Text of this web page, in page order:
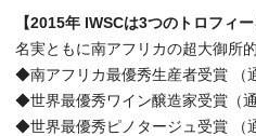
【2015年 IWSCは3つのトロフィー
名実ともに南アフリカの超大御所
◆南アフリカ最優秀生産者受賞 （
◆世界最優秀ワイン醸造家受賞（通
◆世界最優秀ピノタージュ受賞 （